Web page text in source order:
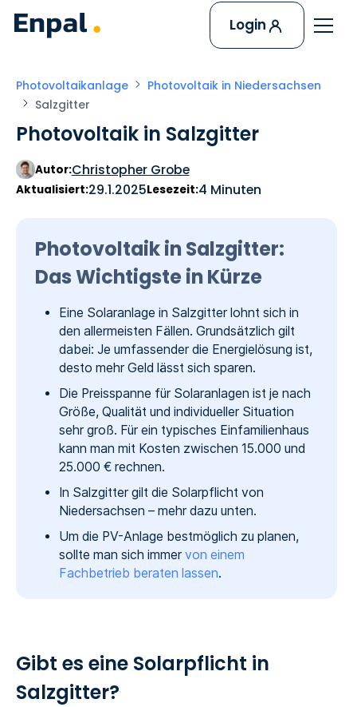
Login
Photovoltaikanlage
Photovoltaik in Niedersachsen
Salzgitter
Photovoltaik in Salzgitter
Autor:Christopher Grobe
Aktualisiert:29.1.2025Lesezeit:4 Minuten
Photovoltaik in Salzgitter:
Das Wichtigste in Kürze
Eine Solaranlage in Salzgitter lohnt sich in
den allermeisten Fällen. Grundsätzlich gilt
dabei: Je umfassender die Energielösung ist,
desto mehr Geld lässt sich sparen.
Die Preisspanne für Solaranlagen ist je nach
Größe, Qualität und individueller Situation
sehr groß. Für ein typisches Einfamilienhaus
kann man mit Kosten zwischen 15.000 und
25.000 € rechnen.
In Salzgitter gilt die Solarpflicht von
Niedersachsen – mehr dazu unten.
Um die PV-Anlage bestmöglich zu planen,
sollte man sich immer von einem
Fachbetrieb beraten lassen.
Gibt es eine Solarpflicht in
Salzgitter?